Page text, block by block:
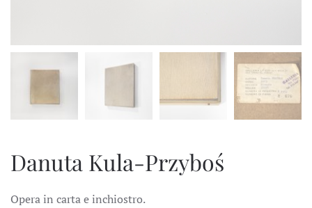
Danuta Kula-Przyboś
Opera in carta e inchiostro.